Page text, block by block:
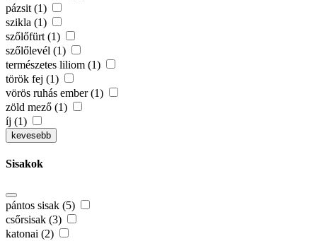
pázsit (1)
szikla (1)
szőlőfürt (1)
szőlőlevél (1)
természetes liliom (1)
török fej (1)
vörös ruhás ember (1)
zöld mező (1)
íj (1)
kevesebb
Sisakok
pántos sisak (5)
csőrsisak (3)
katonai (2)